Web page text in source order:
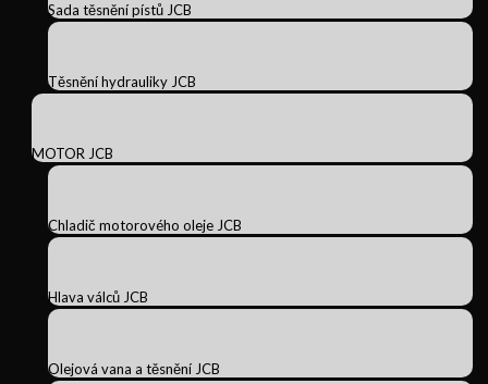
Sada těsnění pístů JCB
Těsnění hydrauliky JCB
MOTOR JCB
Chladič motorového oleje JCB
Hlava válců JCB
Olejová vana a těsnění JCB